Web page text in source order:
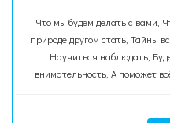
Что мы будем делать с вами,
природе другом стать, Тайны
Научиться наблюдать,
внимательность, А поможет